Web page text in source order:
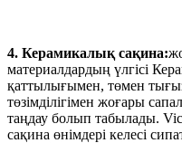
4. Керамикалық сақина:
материалдардың үлгісі
қаттылығымен, төмен
төзімділігімен жоғары
таңдау болып табылады.
сақина өнімдері келесі